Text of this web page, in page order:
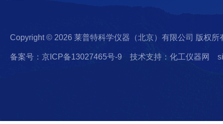
Copyright © 2026 莱普特科学仪器（北京）有限公司 版权所
备案号：京ICP备13027465号-9 技术支持：化工仪器网